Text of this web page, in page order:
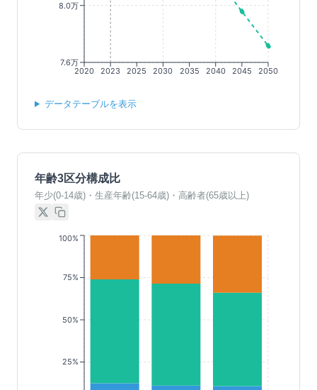
2020 2023 2025 2030 2035 2040 2045 2050
7.6万
8.0万
データテーブルを表示
年齢3区分構成比
年少(0-14歳)・生産年齢(15-64歳)・高齢者(65歳以上)
25%
50%
75%
100%